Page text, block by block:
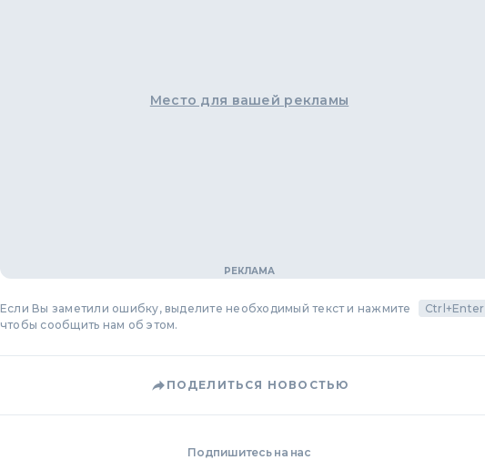
Место для вашей рекламы
Если Вы заметили ошибку, выделите необходимый текст и нажмите Ctrl+Enter
чтобы сообщить нам об этом.
ПОДЕЛИТЬСЯ НОВОСТЬЮ
Подпишитесь на нас